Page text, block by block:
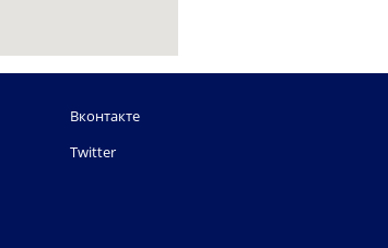
Вконтакте
Twitter